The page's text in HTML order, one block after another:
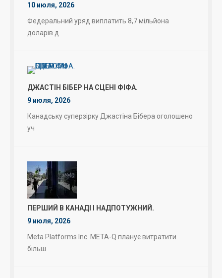
10 июля, 2026
Федеральний уряд виплатить 8,7 мільйона
доларів д
ДЖАСТІН БІБЕР НА СЦЕНІ ФІФА.
9 июля, 2026
Канадську суперзірку Джастіна Бібера оголошено
уч
ПЕРШИЙ В КАНАДІ І НАДПОТУЖНИЙ.
9 июля, 2026
Meta Platforms Inc. META-Q планує витратити
більш